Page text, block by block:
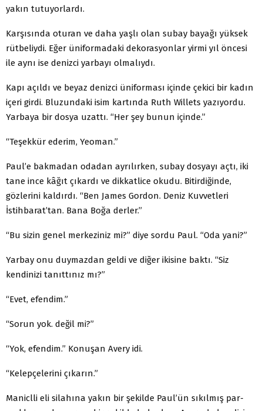
yakın tutuyorlardı.
Karşısında oturan ve daha yaşlı olan subay bayağı yüksek
rütbeliydi. Eğer üniformadaki dekorasyonlar yirmi yıl öncesi
ile aynı ise denizci yarbayı olmalıydı.
Kapı açıldı ve beyaz denizci üniforması içinde çekici bir kadın
içeri girdi. Bluzundaki isim kartında Ruth Willets yazı­yordu.
Yarbaya bir dosya uzattı. “Her şey bunun içinde.”
“Teşekkür ederim, Yeoman.”
Paul’e bakmadan odadan ayrılırken, subay dosyayı açtı, iki
tane ince kâğıt çıkardı ve dikkatlice okudu. Bitirdiğinde,
gözlerini kaldırdı. “Ben James Gordon. Deniz Kuvvetleri
İstihbarat’tan. Bana Boğa derler.’’
“Bu sizin genel merkeziniz mi?” diye sordu Paul. “Oda yani?”
Yarbay onu duymazdan geldi ve diğer ikisine baktı. “Siz
kendinizi tanıttınız mı?”
“Evet, efendim.”
“Sorun yok. değil mi?”
“Yok, efendim.” Konuşan Avery idi.
“Kelepçelerini çıkarın.”
Maniclli eli silahına yakın bir şekilde Paul’ün sıkılmış par­